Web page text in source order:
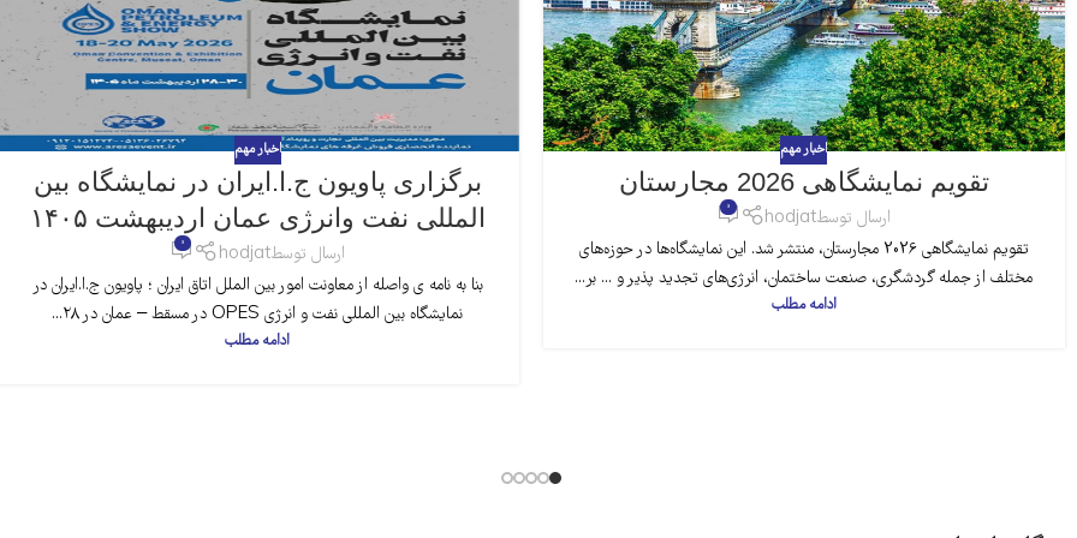
اخبار مهم
تقویم نمایشگاهی 2026 مجارستان
ارسال توسطhodjat
0
تقویم نمایشگاهی 2026 مجارستان، منتشر شد. این نمایشگاه‌ها در حوزه‌های
مختلف از جمله گردشگری، صنعت ساختمان، انرژی‌های تجدید پذیر و ... بر...
ادامه مطلب
اخبار مهم
برگزاری پاویون ج.ا.ایران در نمایشگاه بین
المللی نفت وانرژی عمان اردیبهشت ۱۴۰۵
ارسال توسطhodjat
0
بنا به نامه ی واصله از معاونت امور بین الملل اتاق ایران ؛ پاویون ج.ا.ایران در
نمایشگاه بین المللی نفت و انرژی OPES در مسقط – عمان در ۲۸...
ادامه مطلب